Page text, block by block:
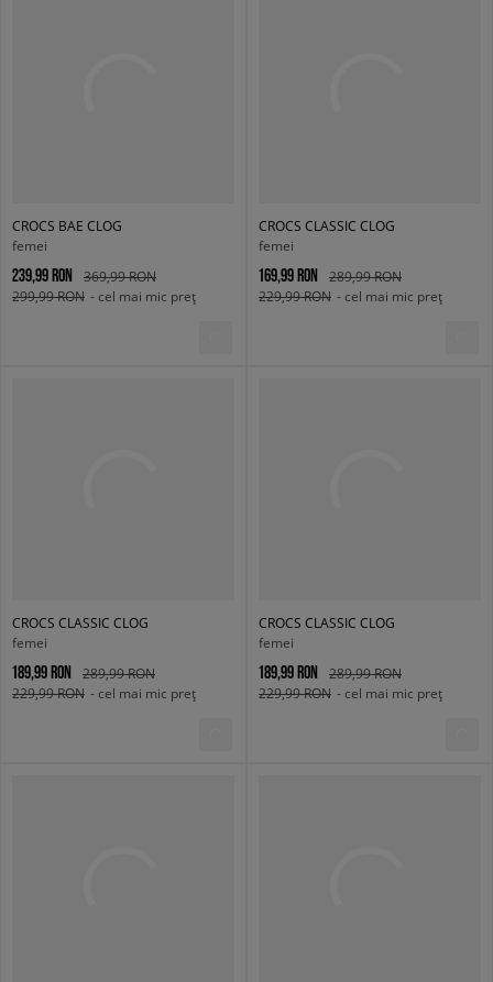
CROCS BAE CLOG
femei
239,99 RON
369,99 RON
299,99 RON - cel mai mic preț
CROCS CLASSIC CLOG
femei
169,99 RON
289,99 RON
229,99 RON - cel mai mic preț
CROCS CLASSIC CLOG
femei
189,99 RON
289,99 RON
229,99 RON - cel mai mic preț
CROCS CLASSIC CLOG
femei
189,99 RON
289,99 RON
229,99 RON - cel mai mic preț